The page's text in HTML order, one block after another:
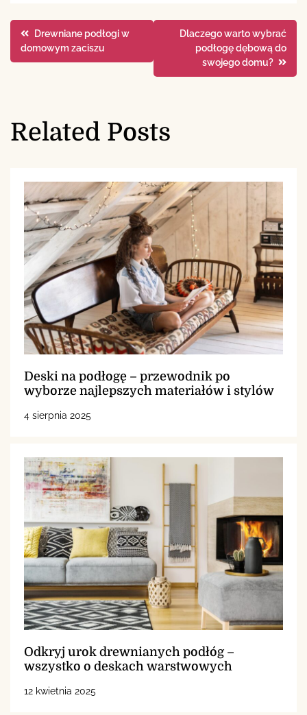
Nawigacja
wpisu
Drewniane podłogi w
domowym zaciszu
Dlaczego warto wybrać
podłogę dębową do
swojego domu?
Related Posts
Deski na podłogę – przewodnik po
wyborze najlepszych materiałów i stylów
4 sierpnia 2025
Odkryj urok drewnianych podłóg –
wszystko o deskach warstwowych
12 kwietnia 2025